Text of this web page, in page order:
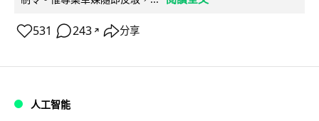
531 243 ↗ 分享
人工智能